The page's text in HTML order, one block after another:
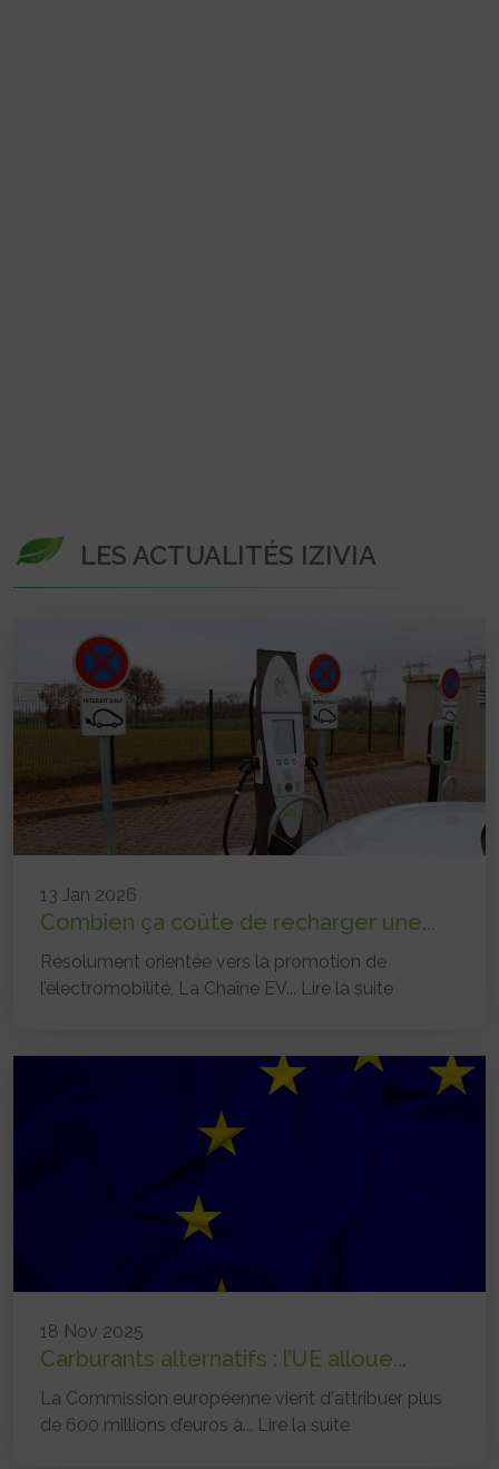
LES ACTUALITÉS IZIVIA
13 Jan 2026
Combien ça coûte de recharger une...
Résolument orientée vers la promotion de
l’électromobilité, La Chaîne EV... Lire la suite
18 Nov 2025
Carburants alternatifs : l’UE alloue...
La Commission européenne vient d'attribuer plus
de 600 millions d’euros à... Lire la suite